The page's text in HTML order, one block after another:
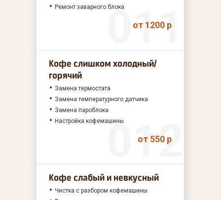
Ремонт заварного блока
от 1200 р
Кофе слишком холодный/
горячий
Замена термостата
Замена температурного датчика
Замена пароблока
Настройка кофемашины
от 550 р
Кофе слабый и невкусный
Чистка с разбором кофемашины